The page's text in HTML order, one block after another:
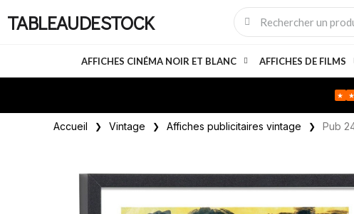
TABLEAUDESTOCK
AFFICHES CINÉMA NOIR ET BLANC AFFICHES DE FILMS
★ ★
Accueil Vintage Affiches publicitaires vintage Pub